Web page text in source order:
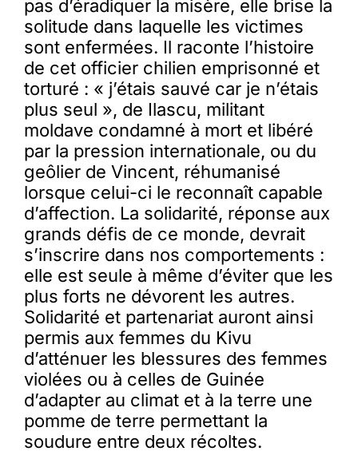
pas d’éradiquer la misère, elle brise la
solitude dans laquelle les victimes
sont enfermées. Il raconte l’histoire
de cet officier chilien emprisonné et
torturé : « j’étais sauvé car je n’étais
plus seul », de Ilascu, militant
moldave condamné à mort et libéré
par la pression internationale, ou du
geôlier de Vincent, réhumanisé
lorsque celui-ci le reconnaît capable
d’affection. La solidarité, réponse aux
grands défis de ce monde, devrait
s’inscrire dans nos comportements :
elle est seule à même d’éviter que les
plus forts ne dévorent les autres.
Solidarité et partenariat auront ainsi
permis aux femmes du Kivu
d’atténuer les blessures des femmes
violées ou à celles de Guinée
d’adapter au climat et à la terre une
pomme de terre permettant la
soudure entre deux récoltes.